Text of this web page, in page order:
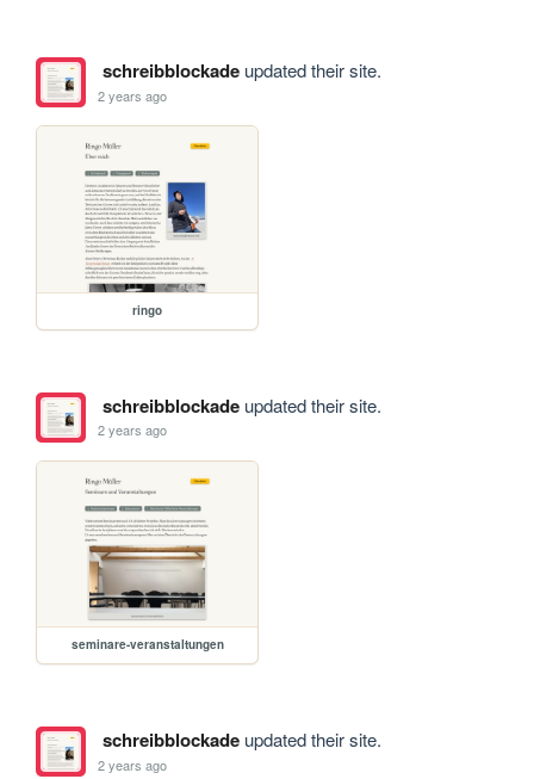
schreibblockadeupdated their site.
2 years ago
ringo
schreibblockadeupdated their site.
2 years ago
seminare-veranstaltungen
schreibblockadeupdated their site.
2 years ago